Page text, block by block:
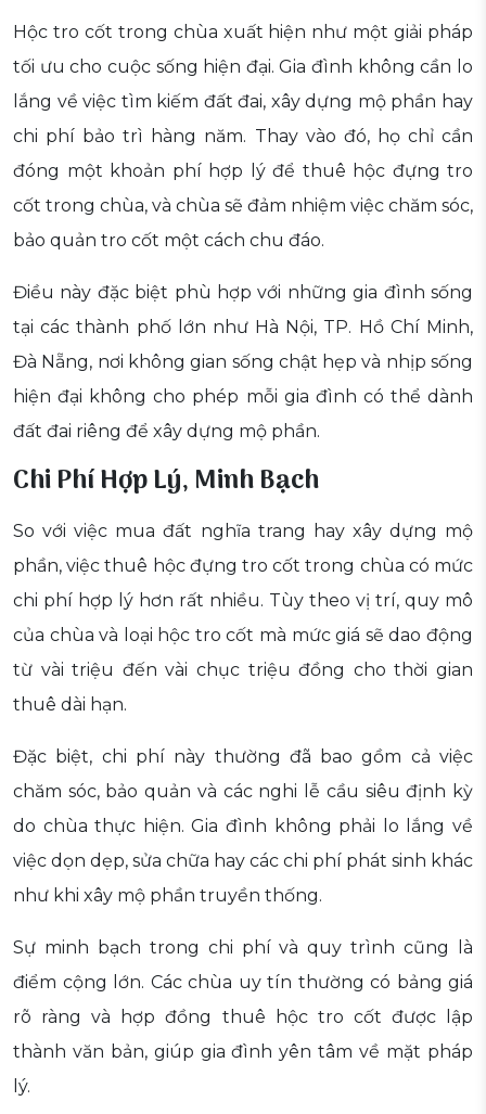
Hộc tro cốt trong chùa xuất hiện như một giải pháp
tối ưu cho cuộc sống hiện đại. Gia đình không cần lo
lắng về việc tìm kiếm đất đai, xây dựng mộ phần hay
chi phí bảo trì hàng năm. Thay vào đó, họ chỉ cần
đóng một khoản phí hợp lý để thuê hộc đựng tro
cốt trong chùa, và chùa sẽ đảm nhiệm việc chăm sóc,
bảo quản tro cốt một cách chu đáo.
Điều này đặc biệt phù hợp với những gia đình sống
tại các thành phố lớn như Hà Nội, TP. Hồ Chí Minh,
Đà Nẵng, nơi không gian sống chật hẹp và nhịp sống
hiện đại không cho phép mỗi gia đình có thể dành
đất đai riêng để xây dựng mộ phần.
Chi Phí Hợp Lý, Minh Bạch
So với việc mua đất nghĩa trang hay xây dựng mộ
phần, việc thuê hộc đựng tro cốt trong chùa có mức
chi phí hợp lý hơn rất nhiều. Tùy theo vị trí, quy mô
của chùa và loại hộc tro cốt mà mức giá sẽ dao động
từ vài triệu đến vài chục triệu đồng cho thời gian
thuê dài hạn.
Đặc biệt, chi phí này thường đã bao gồm cả việc
chăm sóc, bảo quản và các nghi lễ cầu siêu định kỳ
do chùa thực hiện. Gia đình không phải lo lắng về
việc dọn dẹp, sửa chữa hay các chi phí phát sinh khác
như khi xây mộ phần truyền thống.
Sự minh bạch trong chi phí và quy trình cũng là
điểm cộng lớn. Các chùa uy tín thường có bảng giá
rõ ràng và hợp đồng thuê hộc tro cốt được lập
thành văn bản, giúp gia đình yên tâm về mặt pháp
lý.